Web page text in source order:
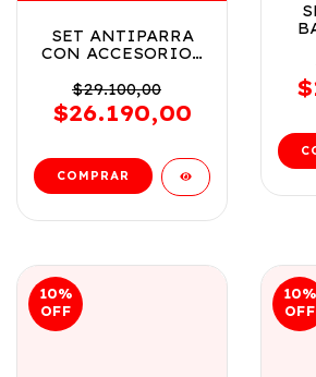
SET ANTIPARRA
CON ACCESORIOS
NINOS VR4 8927
SET CON
ANTIPARRA
$29.100,00
$26.190,00
10%
OFF
10%
OFF